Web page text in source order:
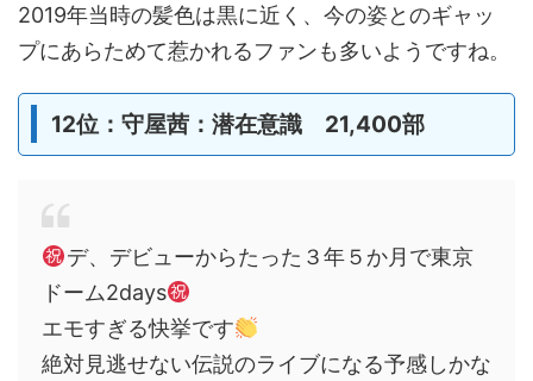
2019年当時の髪色は黒に近く、今の姿とのギャッ
プにあらためて惹かれるファンも多いようですね。
12位：守屋茜：潜在意識 21,400部
デ、デビューからたった３年５か月で東京
ドーム2days
エモすぎる快挙です
絶対見逃せない伝説のライブになる予感しかな